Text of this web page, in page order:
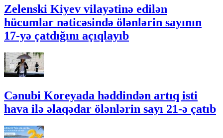
Zelenski Kiyev vilayətinə edilən
hücumlar nəticəsində ölənlərin sayının
17-yə çatdığını açıqlayıb
Cənubi Koreyada həddindən artıq isti
hava ilə əlaqədar ölənlərin sayı 21-ə çatıb